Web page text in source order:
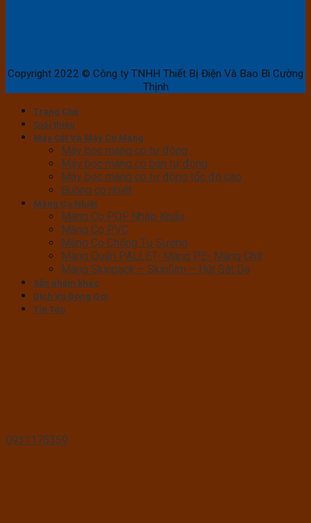
Copyright 2022 © Công ty TNHH Thiết Bị Điện Và Bao Bì Cường
Thịnh
Trang Chủ
Giới thiệu
Máy Cắt Và Máy Co Màng
Máy bọc màng co tự động
Máy bọc màng co bán tự động
Máy bọc màng co tự động tốc độ cao
Buồng co nhiệt
Màng Co Nhiệt
Màng Co POF Nhập Khẩu
Màng Co PVC
Màng Co Chống Tụ Sương
Màng Quấn PALLET- Màng PE- Màng Chit
Màng Skinpack – Skinfilm – Hút Sát Da
Sản phẩm khác
Dịch Vụ Đóng Gói
Tin Tức
0931175359